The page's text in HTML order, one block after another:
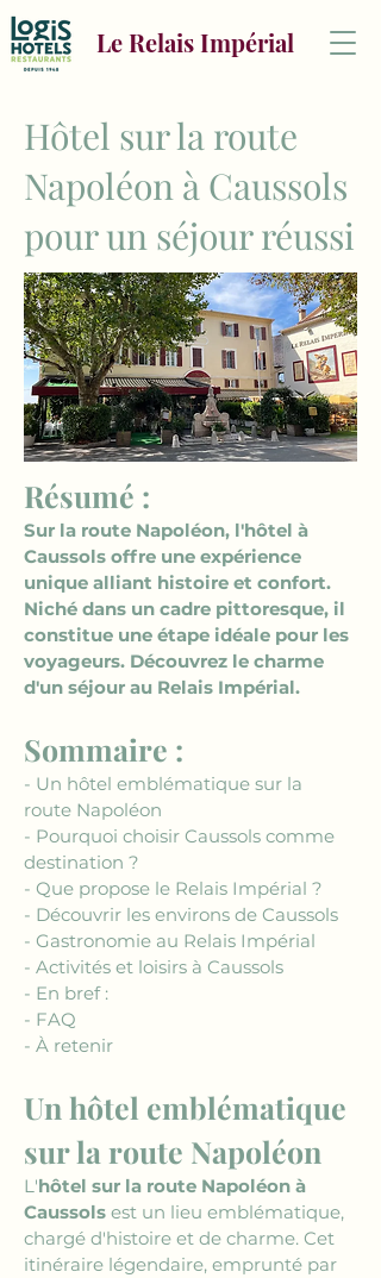
Le Relais Impérial
Hôtel sur la route
Napoléon à Caussols
pour un séjour réussi
Résumé :
Sur la route Napoléon, l'hôtel à
Caussols offre une expérience
unique alliant histoire et confort.
Niché dans un cadre pittoresque, il
constitue une étape idéale pour les
voyageurs. Découvrez le charme
d'un séjour au Relais Impérial.
Sommaire :
- Un hôtel emblématique sur la
route Napoléon
- Pourquoi choisir Caussols comme
destination ?
- Que propose le Relais Impérial ?
- Découvrir les environs de Caussols
- Gastronomie au Relais Impérial
- Activités et loisirs à Caussols
- En bref :
- FAQ
- À retenir
Un hôtel emblématique
sur la route Napoléon
L'hôtel sur la route Napoléon à
Caussols est un lieu emblématique,
chargé d'histoire et de charme. Cet
itinéraire légendaire, emprunté par